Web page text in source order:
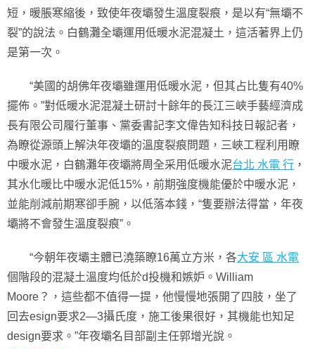
短，暖脹寒縮後，致使年夜壩發生溫度裂痕，是以有“無壩不
裂”的說法。白鶴灘全壩運用低暖水泥混凝土，這活著界上仍
是第一次。
“美國的胡佛年夜壩雖運用低暖水泥，但其占比隻有40%
擺佈。”對低暖水泥混凝土研討十餘年的長江三峽手藝經濟成
長有限公司履行董事、黨委書記李文偉告知科技日報記者，
為瞭從源頭上解決年夜壩的溫度裂痕問題，三峽工程利用瞭
中暖水泥，白鶴灘年夜壩將周全采用低暖水泥台北 水電 行 ，
其水化暖比中暖水泥低15%，前期強度機能優於中暖水泥，
並能削減前期寒卻手腕，以低落本錢，“隻要辦法得當，年夜
壩將不會發生溫度裂痕”。
“今朝年夜壩主體已澆築瞭16萬立方米，各大安 區 水電
個階段的混凝土溫度均低於d投機和嫉妒。William
Moore？，這些都不值得一提，他慢慢地張開了四肢，坐了
回去esign要求2—3攝氏度，施工後果很好，其機能也知足
design要求。”年夜壩名目部副主任郭增光說。